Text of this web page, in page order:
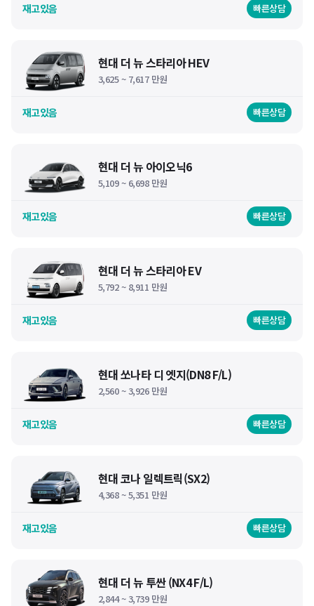
재고있음 빠른상담
현대 더 뉴 스타리아 HEV
3,625 ~ 7,617 만원
재고있음 빠른상담
현대 더 뉴 아이오닉6
5,109 ~ 6,698 만원
재고있음 빠른상담
현대 더 뉴 스타리아 EV
5,792 ~ 8,911 만원
재고있음 빠른상담
현대 쏘나타 디 엣지(DN8 F/L)
2,560 ~ 3,926 만원
재고있음 빠른상담
현대 코나 일렉트릭(SX2)
4,368 ~ 5,351 만원
재고있음 빠른상담
현대 더 뉴 투싼 (NX4 F/L)
2,844 ~ 3,739 만원